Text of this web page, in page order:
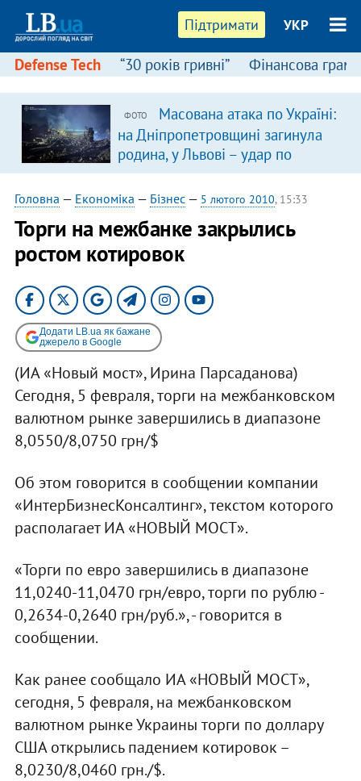
Підтримати УКР
Defense Tech “30 років гривні” Фінансова
ФОТО
Масована атака по Україні:
на Дніпропетровщині загинула
родина, у Львові – удар по
багатоповерхівках
(доповнюється)
Головна — Економіка — Бізнес— 5 лютого 2010, 15:33
Торги на межбанке закрылись
ростом котировок
Додати LB.ua як бажане
джерело в Google
(ИА «Новый мост», Ирина Парсаданова)
Сегодня, 5 февраля, торги на межбанковском
валютном рынке завершились в диапазоне
8,0550/8,0750 грн/$
Об этом говорится в сообщении компании
«ИнтерБизнесКонсалтинг», текстом которого
располагает ИА «НОВЫЙ МОСТ».
«Торги по евро завершились в диапазоне
11,0240-11,0470 грн/евро, торги по рублю -
0,2634-0,2640 грн/руб.», - говорится в
сообщении.
Как ранее сообщало ИА «НОВЫЙ МОСТ»,
сегодня, 5 февраля, на межбанковском
валютном рынке Украины торги по доллару
США открылись падением котировок –
8,0230/8,0460 грн./$.